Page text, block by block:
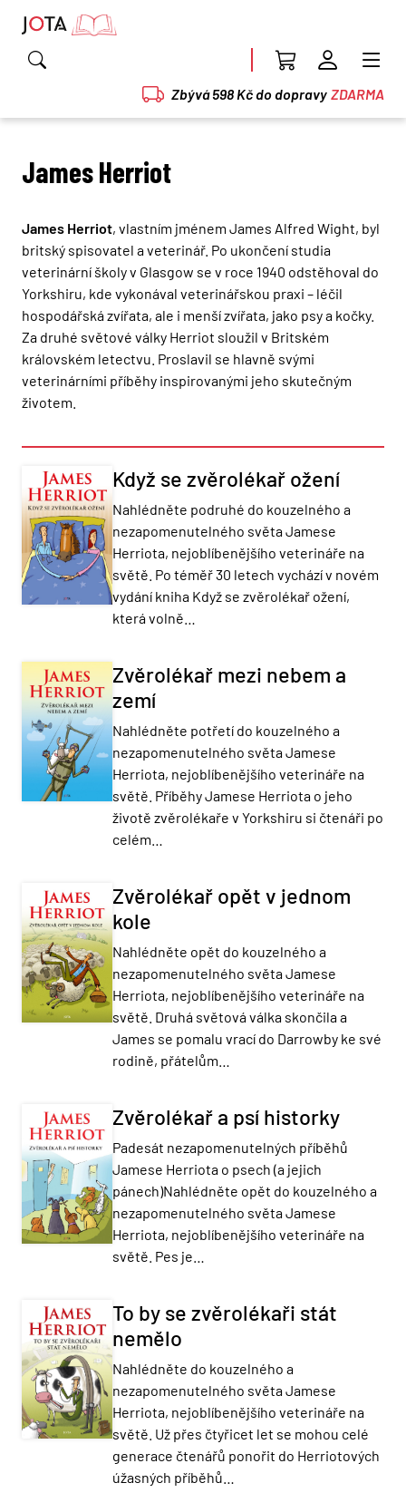
Zbývá 598 Kč do dopravy ZDARMA
James Herriot
James Herriot, vlastním jménem James Alfred Wight, byl
britský spisovatel a veterinář. Po ukončení studia
veterinární školy v Glasgow se v roce 1940 odstěhoval do
Yorkshiru, kde vykonával veterinářskou praxi – léčil
hospodářská zvířata, ale i menší zvířata, jako psy a kočky.
Za druhé světové války Herriot sloužil v Britském
královském letectvu. Proslavil se hlavně svými
veterinárními příběhy inspirovanými jeho skutečným
životem.
Když se zvěrolékař ožení
Nahlédněte podruhé do kouzelného a
nezapomenutelného světa Jamese
Herriota, nejoblíbenějšího veterináře na
světě. Po téměř 30 letech vychází v novém
vydání kniha Když se zvěrolékař ožení,
která volně…
Zvěrolékař mezi nebem a
zemí
Nahlédněte potřetí do kouzelného a
nezapomenutelného světa Jamese
Herriota, nejoblíbenějšího veterináře na
světě. Příběhy Jamese Herriota o jeho
životě zvěrolékaře v Yorkshiru si čtenáři po
celém…
Zvěrolékař opět v jednom
kole
Nahlédněte opět do kouzelného a
nezapomenutelného světa Jamese
Herriota, nejoblíbenějšího veterináře na
světě. Druhá světová válka skončila a
James se pomalu vrací do Darrowby ke své
rodině, přátelům…
Zvěrolékař a psí historky
Padesát nezapomenutelných příběhů
Jamese Herriota o psech (a jejich
pánech)Nahlédněte opět do kouzelného a
nezapomenutelného světa Jamese
Herriota, nejoblíbenějšího veterináře na
světě. Pes je…
To by se zvěrolékaři stát
nemělo
Nahlédněte do kouzelného a
nezapomenutelného světa Jamese
Herriota, nejoblíbenějšího veterináře na
světě. Už přes čtyřicet let se mohou celé
generace čtenářů ponořit do Herriotových
úžasných příběhů…